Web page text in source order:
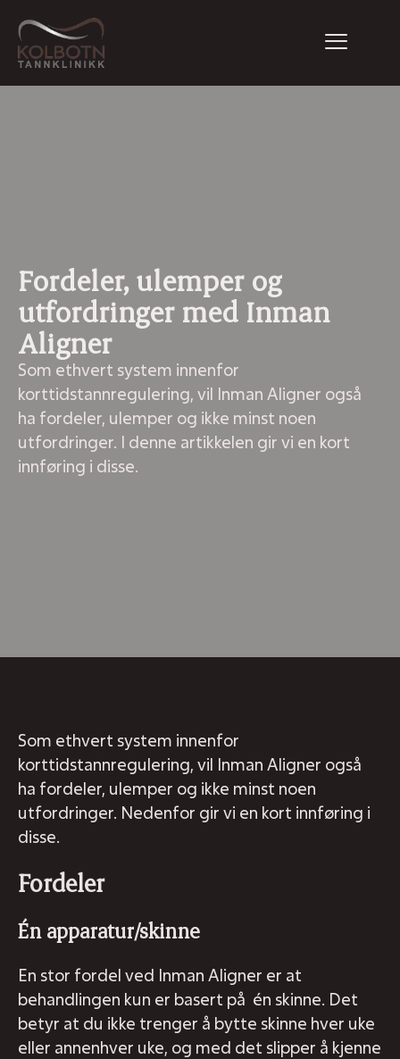
Fordeler, ulemper og
utfordringer med Inman
Aligner
Som ethvert system innenfor
korttidstannregulering, vil Inman Aligner også
ha fordeler, ulemper og ikke minst noen
utfordringer. I denne artikkelen gir vi en kort
innføring i disse.
Som ethvert system innenfor
korttidstannregulering, vil Inman Aligner også
ha fordeler, ulemper og ikke minst noen
utfordringer. Nedenfor gir vi en kort innføring i
disse.
Fordeler
Én apparatur/skinne
En stor fordel ved Inman Aligner er at
behandlingen kun er basert på én skinne. Det
betyr at du ikke trenger å bytte skinne hver uke
eller annenhver uke, og med det slipper å kjenne